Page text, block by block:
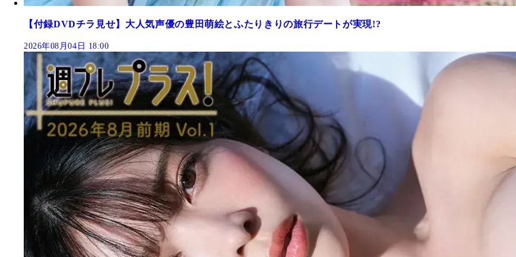
【付録DVDチラ見せ】大人気声優の豊田萌絵とふたりきりの旅行デートが実現!?
2026年08月04日 18:00